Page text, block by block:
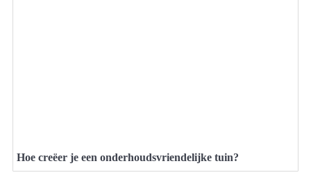
Hoe creëer je een onderhoudsvriendelijke tuin?